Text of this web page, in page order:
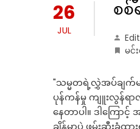
26
JUL
စစ်
မင်
"သမ္မတရဲ့လွှဲအပ်ချက်မ
ပုန်ကန်မှု ကျူးလွန်ရ
နေတာပါ။ ဒါကြေ
ချိန်မှာပဲ ဖမ်းဆီးခံထ